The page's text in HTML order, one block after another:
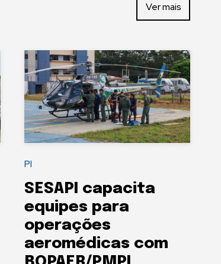
Ver mais
PI
SESAPI capacita
equipes para
operações
aeromédicas com